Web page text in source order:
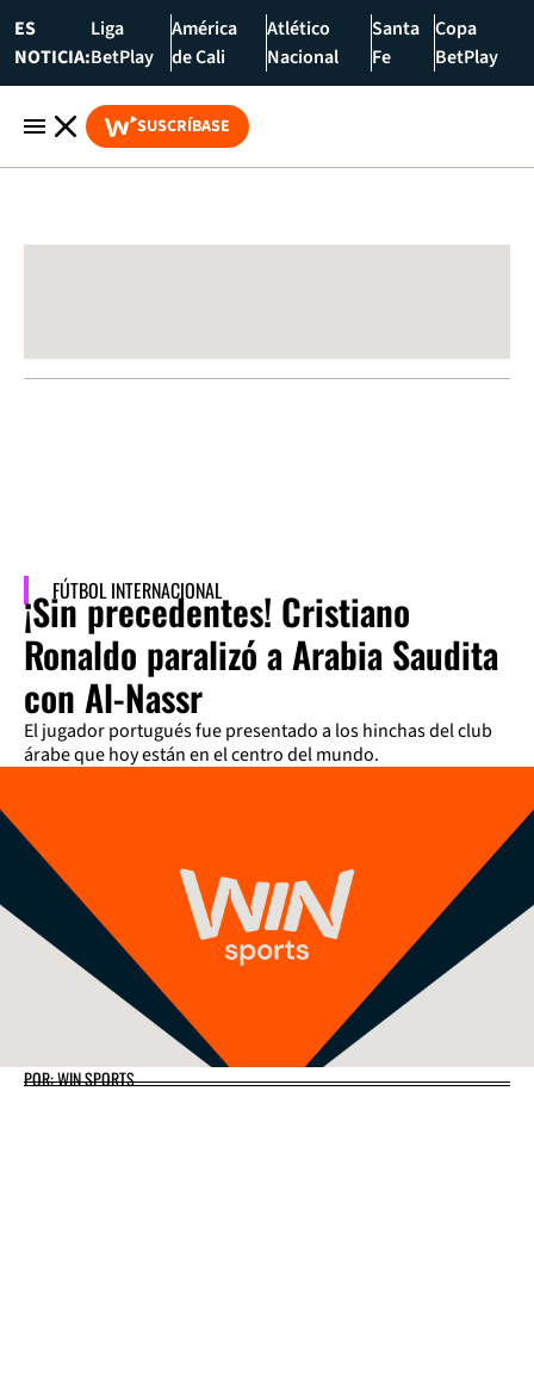
ES
NOTICIA:
Liga
BetPlay
América
de Cali
Atlético
Nacional
Santa
Fe
Copa
BetPlay
SUSCRÍBASE
FÚTBOL INTERNACIONAL
¡Sin precedentes! Cristiano
Ronaldo paralizó a Arabia Saudita
con Al-Nassr
El jugador portugués fue presentado a los hinchas del club
árabe que hoy están en el centro del mundo.
POR: WIN SPORTS